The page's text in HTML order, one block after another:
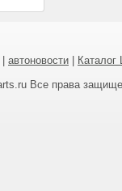
автоновости Каталог
Все права